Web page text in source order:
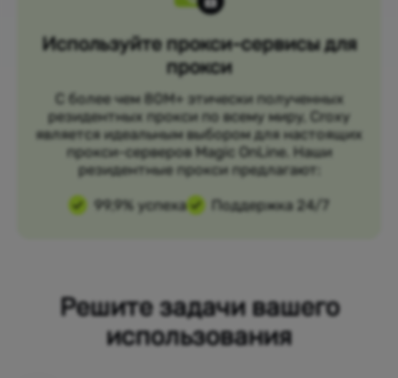
Используйте прокси-сервисы для
прокси
С более чем 80M+ этически полученных
резидентных прокси по всему миру, Croxy
является идеальным выбором для настоящих
прокси-серверов Magic OnLine. Наши
резидентные прокси предлагают:
99,9% успеха
Поддержка 24/7
Решите задачи вашего
использования